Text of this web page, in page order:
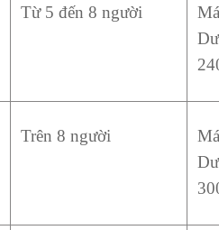
Từ 5 đến 8 người
Trên 8 người